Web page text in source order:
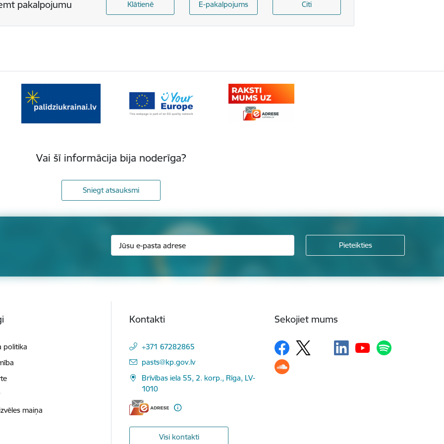
pakalpojumu Klātienē E-pakalpojums Citi
Vai šī informācija bija noderīga?
Sniegt atsauksmi
politika
maiņa
Kontakti
+371 67282865
E-pasts:
pasts@kp.gov.lv
Brīvības iela 55, 2. korp., Rīga, LV-
1010
Visi kontakti
Sekojiet mums